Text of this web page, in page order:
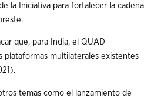
la Iniciativa para fortalecer la cadena
que, para India, el QUAD
plataformas multilaterales existentes
temas como el lanzamiento de